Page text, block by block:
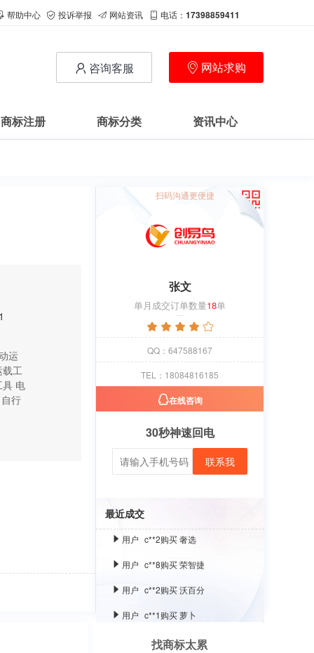
帮助中心 投诉举报 网站资讯 电话： 17398859411
咨询客服 网站求购
商标注册 商标分类 资讯中心
运
载工
具 电
自行
扫码沟通更便捷
张文
单月成交订单数量18单
QQ：647588167
TEL：18084816185
在线咨询
30秒神速回电
联系我
最近成交
购买 萝卜
c**8购买 荣智捷
用户 c**8购买 古雍堂
用户
用户 c**2购买 沃百分
用户 c**1购买 萝卜
用户 c**8购买 古雍堂
用户 c**2购买 奢选
c**8购买 荣智捷
找商标太累